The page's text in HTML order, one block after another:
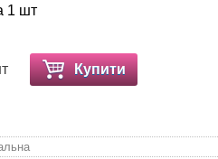
1 шт
Купити